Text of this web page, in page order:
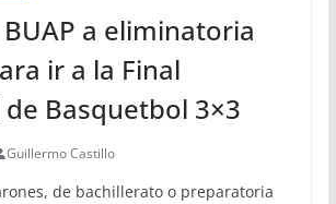
a eliminatoria
ir a la Final
Basquetbol 3×3
Guillermo Castillo
de bachillerato o preparatoria